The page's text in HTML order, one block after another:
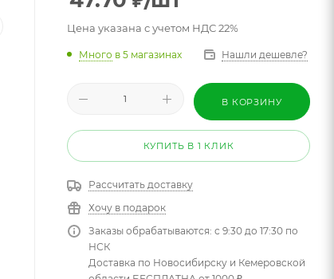
Цена указана с учетом НДС 22%
Много в 5 магазинах Нашли дешевле?
В КОРЗИНУ
КУПИТЬ В 1 КЛИК
Рассчитать доставку
Хочу в подарок
Заказы обрабатываются: с 9:30 до 17:30 по
НСК
Доставка по Новосибирску и Кемеровской